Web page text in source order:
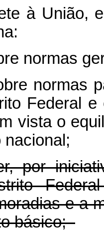
à União,
normas
normas
Federal
vista o
nacional;
por
e a
básico;